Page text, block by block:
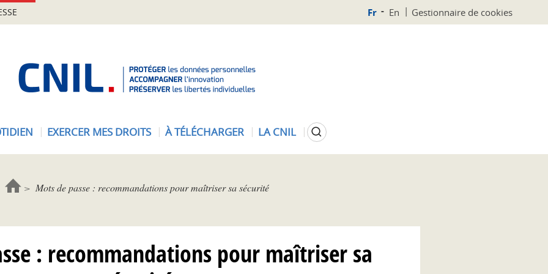
Fr En Gestionnaire de cookies
N
EXERCER MES DROITS À TÉLÉCHARGER LA CNIL Rechercher
Mots de passe : recommandations pour maîtriser sa sécurité
: recommandations pour maîtriser sa